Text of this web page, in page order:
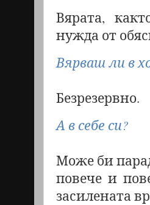
Вярата,
нужда от
Вярваш ли в
Безрезервно.
А в себе си?
Може би
повече и
засилената